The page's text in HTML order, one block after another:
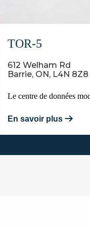
TOR-5
612 Welham Rd
Barrie, ON, L4N 8Z8
Le centre de données
En savoir plus